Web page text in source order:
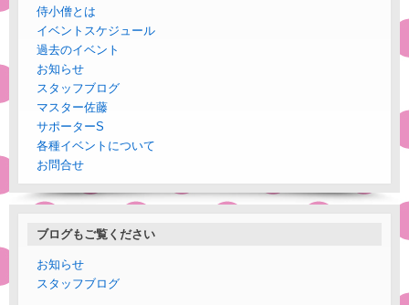
侍小僧とは
イベントスケジュール
過去のイベント
お知らせ
スタッフブログ
マスター佐藤
サポーターS
各種イベントについて
お問合せ
ブログもご覧ください
お知らせ
スタッフブログ